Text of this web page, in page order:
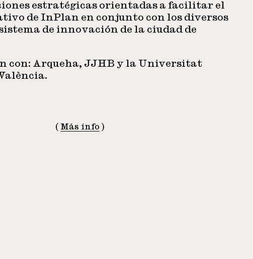
estratégicas orientadas a facilitar el
de InPlan en conjunto con los diversos
de innovación de la ciudad de
con: Arqueha, JJHB y la Universitat
( Más info )